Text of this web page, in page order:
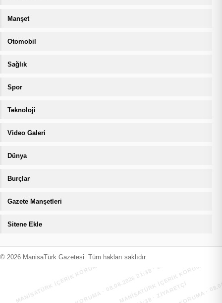
Manşet
Otomobil
Sağlık
Spor
Teknoloji
Video Galeri
Dünya
Burçlar
Gazete Manşetleri
Sitene Ekle
© 2026 ManisaTürk Gazetesi. Tüm hakları saklıdır.
MANİSATÜRK İÇERİK KORUMA · 08.08.2026 21:38 · ZIYARETÇI
MANİSATÜRK İÇERİK KORUMA